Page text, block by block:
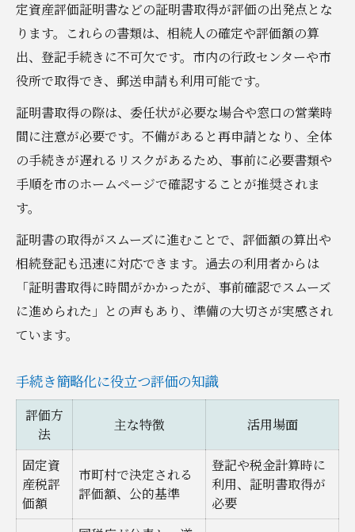
定資産評価証明書などの証明書取得が評価の出発点とな
ります。これらの書類は、相続人の確定や評価額の算
出、登記手続きに不可欠です。市内の行政センターや市
役所で取得でき、郵送申請も利用可能です。
証明書取得の際は、委任状が必要な場合や窓口の営業時
間に注意が必要です。不備があると再申請となり、全体
の手続きが遅れるリスクがあるため、事前に必要書類や
手順を市のホームページで確認することが推奨されま
す。
証明書の取得がスムーズに進むことで、評価額の算出や
相続登記も迅速に対応できます。過去の利用者からは
「証明書取得に時間がかかったが、事前確認でスムーズ
に進められた」との声もあり、準備の大切さが実感され
ています。
手続き簡略化に役立つ評価の知識
評価方
法
主な特徴 活用場面
固定資
産税評
価額
市町村で決定される
評価額、公的基準
登記や税金計算時に
利用、証明書取得が
必要